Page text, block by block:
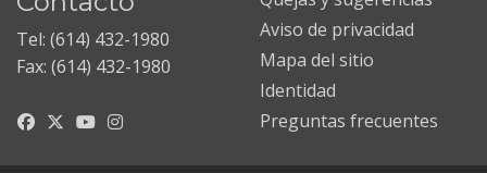
Tel: (614) 432-1980
Fax: (614) 432-1980
Aviso de privacidad
Mapa del sitio
Identidad
Preguntas frecuentes